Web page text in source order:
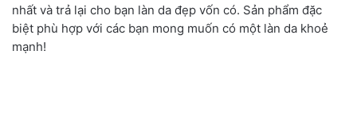
nhất và trả lại cho bạn làn da đẹp vốn có. Sản phẩm đặc
biệt phù hợp với các bạn mong muốn có một làn da khoẻ
mạnh!